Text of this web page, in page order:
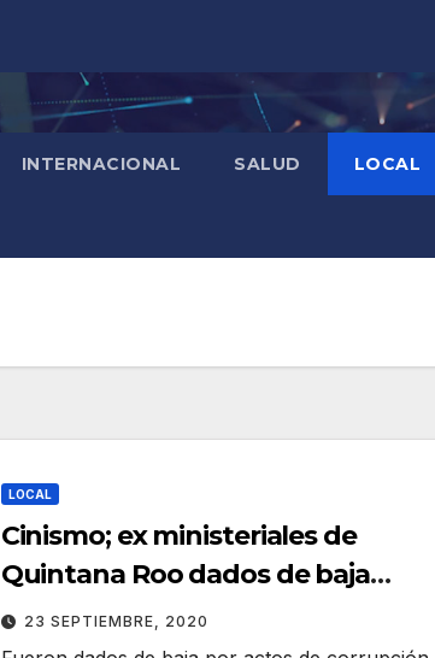
INTERNACIONAL SALUD LOCAL
LOCAL
Cinismo; ex ministeriales de
Quintana Roo dados de baja
exigen su reinstalación
23 SEPTIEMBRE, 2020